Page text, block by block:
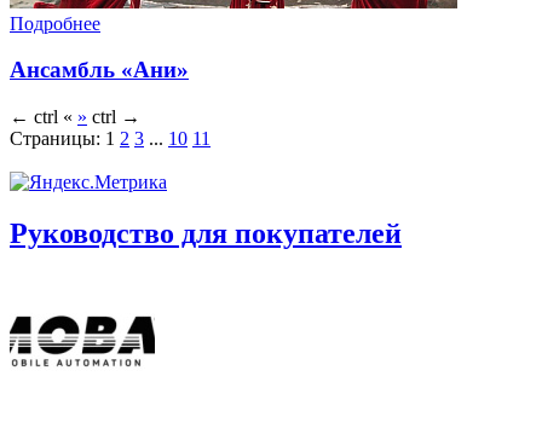
Подробнее
Ансамбль «Ани»
← ctrl « » ctrl →
Страницы: 1 2 3 ... 10 11
Руководство для покупателей